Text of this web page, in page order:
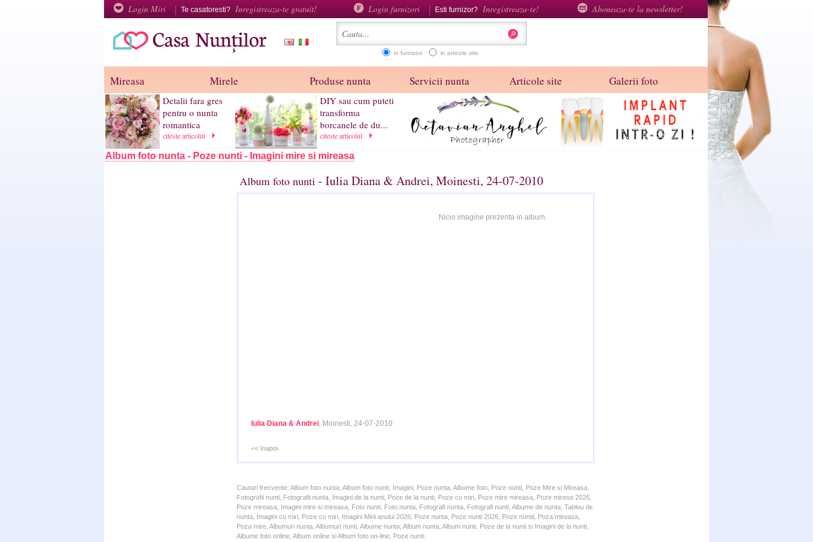
Login Miri Te casatoresti? Inregistreaza-te gratuit! Login furnizori Esti furnizor? Inregistreaza-te! Aboneaza-te la newsletter!
in furnizori in articole site
Mireasa Mirele Produse nunta Servicii nunta Articole site Galerii foto
Detalii fara gres
pentru o nunta
romantica
citeste articolul
DIY sau cum puteti
transforma
borcanele de du...
citeste articolul
Album foto nunta - Poze nunti - Imagini mire si mireasa
Album foto nunti - Iulia Diana & Andrei, Moinesti, 24-07-2010
Nicio imagine prezenta in album.
Iulia Diana & Andrei, Moinesti, 24-07-2010
<< Inapoi
Cautari frecvente: Album foto nunta, Album foto nunti, Imagini, Poze nunta, Albume foto, Poze nunti, Poze Mire si Mireasa,
Fotografii nunti, Fotografii nunta, Imagini de la nunti, Poze de la nunti, Poze cu miri, Poze mire mireasa, Poze mirese 2026,
Poze mireasa, Imagini mire si mireasa, Foto nunti, Foto nunta, Fotografi nunta, Fotografi nunti, Albume de nunta, Tablou de
nunta, Imagini cu miri, Poze cu miri, Imagini Mirii anului 2026, Poze nunta, Poze nunti 2026, Poze nuntii, Poza mireasa,
Poza mire, Albumuri nunta, Albumuri nunti, Albume nunta, Album nunta, Album nunti, Poze de la nunti si Imagini de la nunti,
Albume foto online, Album online si Album foto on-line, Poze nunti.